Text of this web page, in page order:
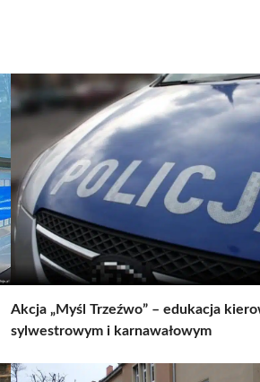
Akcja „Myśl Trzeźwo” – edukacja
sylwestrowym i karnawałowym